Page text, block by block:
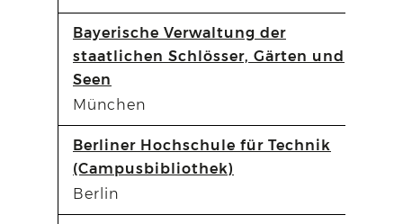
Bayerische Verwaltung der
staatlichen Schlösser, Gärten und
Seen
München
Berliner Hochschule für Technik
(Campusbibliothek)
Berlin